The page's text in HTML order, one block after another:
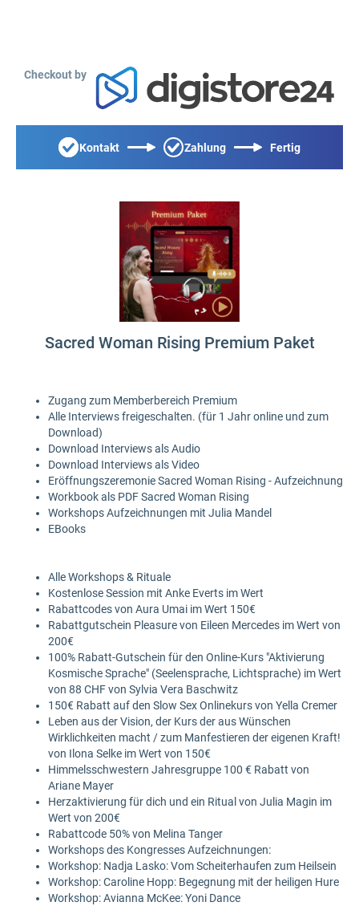
Checkout by
Kontakt Zahlung Fertig
Sacred Woman Rising Premium Paket
Zugang zum Memberbereich Premium
Alle Interviews freigeschalten. (für 1 Jahr online und zum
Download)
Download Interviews als Audio
Download Interviews als Video
Eröffnungszeremonie Sacred Woman Rising - Aufzeichnung
Workbook als PDF Sacred Woman Rising
Workshops Aufzeichnungen mit Julia Mandel
EBooks
Alle Workshops & Rituale
Kostenlose Session mit Anke Everts im Wert
Rabattcodes von Aura Umai im Wert 150€
Rabattgutschein Pleasure von Eileen Mercedes im Wert von
200€
100% Rabatt-Gutschein für den Online-Kurs "Aktivierung
Kosmische Sprache" (Seelensprache, Lichtsprache) im Wert
von 88 CHF von Sylvia Vera Baschwitz
150€ Rabatt auf den Slow Sex Onlinekurs von Yella Cremer
Leben aus der Vision, der Kurs der aus Wünschen
Wirklichkeiten macht / zum Manfestieren der eigenen Kraft!
von Ilona Selke im Wert von 150€
Himmelsschwestern Jahresgruppe 100 € Rabatt von
Ariane Mayer
Herzaktivierung für dich und ein Ritual von Julia Magin im
Wert von 200€
Rabattcode 50% von Melina Tanger
Workshops des Kongresses Aufzeichnungen:
Workshop: Nadja Lasko: Vom Scheiterhaufen zum Heilsein
Workshop: Caroline Hopp: Begegnung mit der heiligen Hure
Workshop: Avianna McKee: Yoni Dance